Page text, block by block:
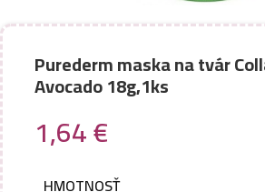
Purederm maska na tvár
Avocado 18g,1ks
1,64€
HMOTNOSŤ